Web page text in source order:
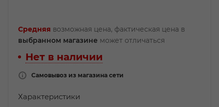
Средняя возможная цена, фактическая цена в
выбранном магазине может отличаться
Нет в наличии
Самовывоз из магазина сети
Характеристики